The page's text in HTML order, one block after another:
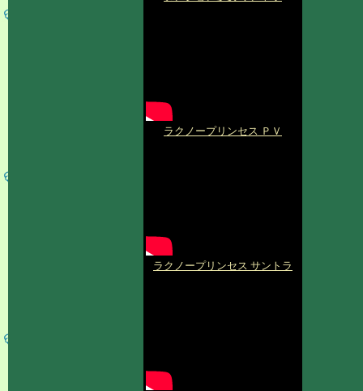
ラクノープリンセス ＰＶ
ラクノープリンセス サントラ